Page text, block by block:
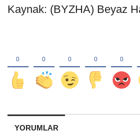
Kaynak: (BYZHA) Beyaz
YORUMLAR